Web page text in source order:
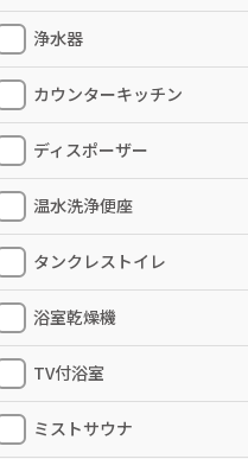
浄水器
カウンターキッチン
ディスポーザー
温水洗浄便座
タンクレストイレ
浴室乾燥機
TV付浴室
ミストサウナ